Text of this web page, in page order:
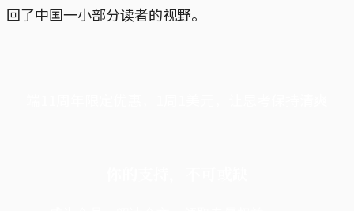
回了中国一小部分读者的视野。